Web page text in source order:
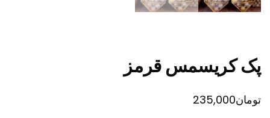
پک کریسمس قرمز
تومان235,000